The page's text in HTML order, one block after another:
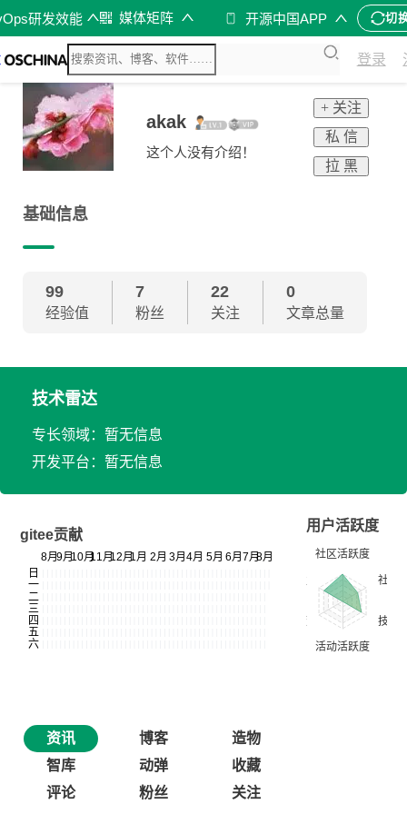
研发效能 媒体矩阵 开源中国APP 切
登录
akak
这个人没有介绍！
+ 关注
私 信
拉 黑
基础信息
99
经验值
7
粉丝
22
关注
0
文章总量
技术雷达
专长领域：暂无信息
开发平台：暂无信息
gitee贡献
用户活跃度
资讯 博客
造物
智库
动弹
收藏
评论
粉丝 关注